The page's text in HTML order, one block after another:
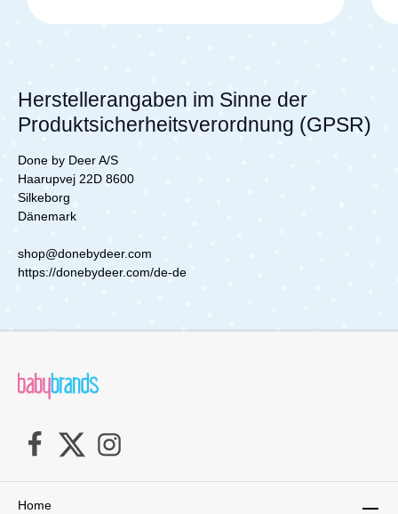
die Öffnung. Die Laschen schließen sich
mit der anderen Hand naschen. Lieferumfang:
1x Done by Deer Peekaboo Snack Cup Raffi
Herstellerangaben im Sinne der
Produktsicherheitsverordnung (GPSR)
Done by Deer A/S
Haarupvej 22D 8600
Silkeborg
Dänemark
shop@donebydeer.com
https://donebydeer.com/de-de
Home